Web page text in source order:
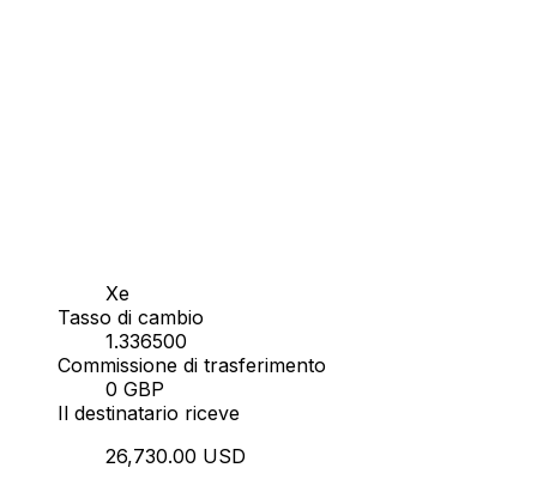
Xe
Tasso di cambio
1.336500
Commissione di trasferimento
0 GBP
Il destinatario riceve
26,730.00 USD